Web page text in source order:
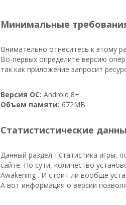
Минимальные
Внимательно отнеситесь к этому
Во-первых определите версию
так как приложение запросит
Версия ОС: Android 8+
Объем памяти: 672MB
Статистистические
Данный раздел - статистика игры,
сайте. По сути, количество
Awakening . И стоит ли вообще
А вот информация о версии